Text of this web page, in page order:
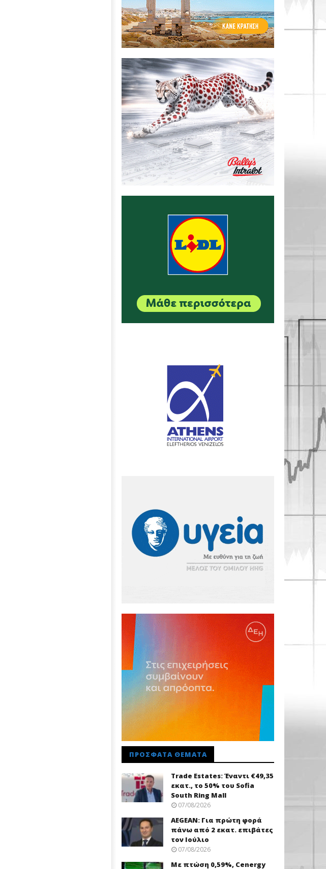
ΠΡΌΣΦΑΤΑ ΘΈΜΑΤΑ
Trade Εstates: Έναντι €49,35
εκατ., το 50% του Sofia
South Ring Mall
07/08/2026
AEGEAN: Για πρώτη φορά
πάνω από 2 εκατ. επιβάτες
τον Ιούλιο
07/08/2026
Με πτώση 0,59%, Cenergy